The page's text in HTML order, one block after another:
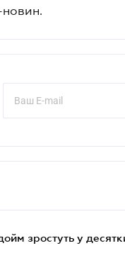
новин.
зростуть у